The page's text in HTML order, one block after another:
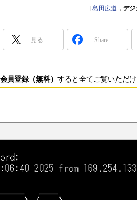
[島田広道 ， デジ
見る Share
会員登録（無料） すると全てご覧いただけ